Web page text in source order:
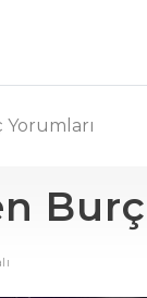
Yorumları